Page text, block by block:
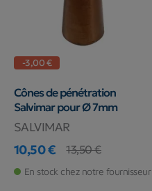
-3,00 €
Cônes de pénétration
Salvimar pour Ø 7mm
SALVIMAR
Prix
10,50 €
Prix de base
13,50 €
En stock chez notre fournisseur